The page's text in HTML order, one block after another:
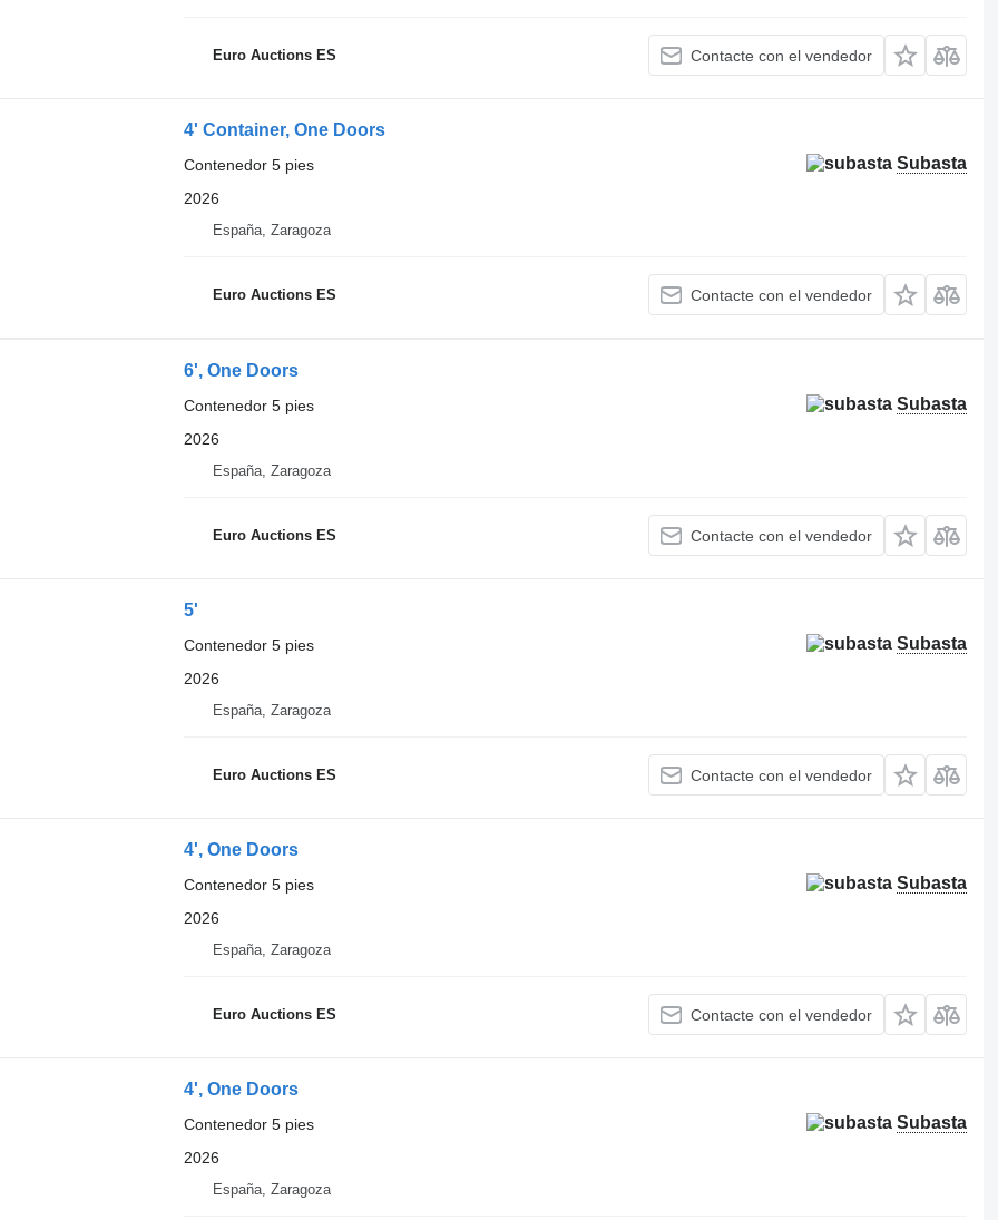
Euro Auctions ES Contacte con el vendedor
4' Container, One Doors
Subasta
Contenedor 5 pies
2026
España, Zaragoza
Euro Auctions ES Contacte con el vendedor
6', One Doors
Subasta
Contenedor 5 pies
2026
España, Zaragoza
Euro Auctions ES Contacte con el vendedor
5'
Subasta
Contenedor 5 pies
2026
España, Zaragoza
Euro Auctions ES Contacte con el vendedor
4', One Doors
Subasta
Contenedor 5 pies
2026
España, Zaragoza
Euro Auctions ES Contacte con el vendedor
4', One Doors
Subasta
Contenedor 5 pies
2026
España, Zaragoza